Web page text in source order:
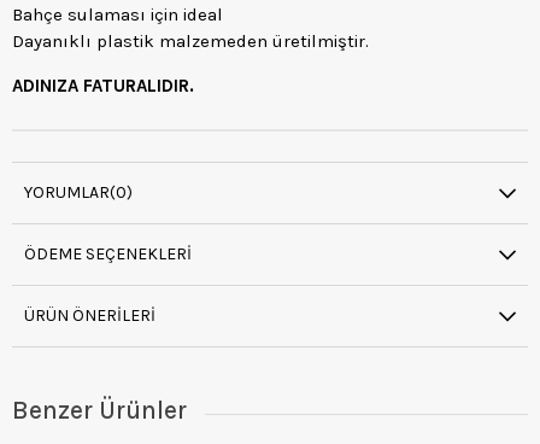
Bahçe sulaması için ideal
Dayanıklı plastik malzemeden üretilmiştir.
ADINIZA FATURALIDIR.
YORUMLAR(0)
ÖDEME SEÇENEKLERI
ÜRÜN ÖNERILERI
Benzer Ürünler